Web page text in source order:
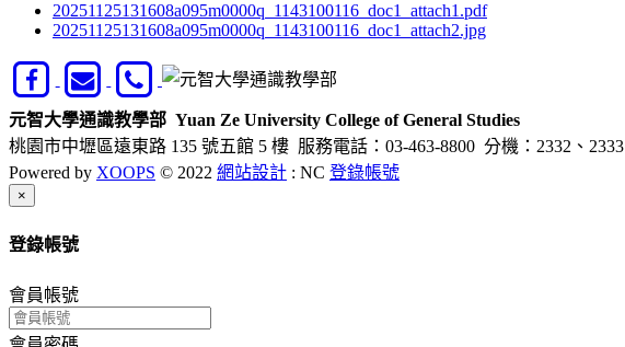
20251125131608a095m0000q_1143100116_doc1_attach1.pdf
20251125131608a095m0000q_1143100116_doc1_attach2.jpg
元智大學通識教學部 Yuan Ze University College of General Studies
桃園市中壢區遠東路 135 號五館 5 樓 服務電話：03-463-8800 分機：2332、2333
Powered by XOOPS © 2022 網站設計 : NC 登錄帳號
×
登錄帳號
會員帳號